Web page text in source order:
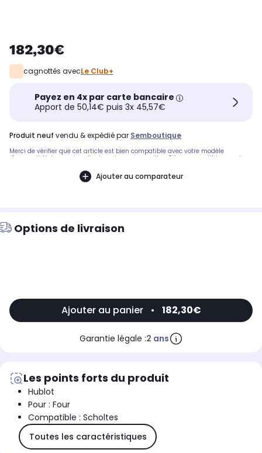
182,30€
cagnottés avecLe Club+
Payez en 4x par carte bancaire
Apport de 50,14€ puis 3x 45,57€
produit neuf vendu & expédié par Semboutique
Merci de vérifier que cet article est bien compatible avec votre modèle
d'appareil. Notre service client peut vous conseiller. .Pièce compatible avec les
Ajouter au comparateur
Options de livraison
Ajouter au panier • 182,30€
Garantie légale :2 ans
Les points forts du produit
Hublot
Pour : Four
Compatible : Scholtes
Toutes les caractéristiques